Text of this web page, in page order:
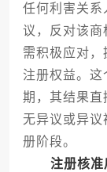
任何利害关系
议，反对该商
需积极应对
注册权益。
期，其结果直
无异议或异议
册阶段。
注册核准